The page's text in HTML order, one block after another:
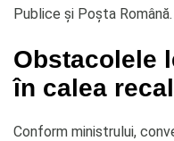
Publice și Poșta Română.
Obstacolele
în calea
Conform ministrului,